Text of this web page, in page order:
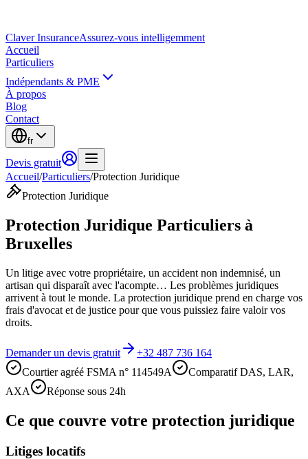
ClaverInsuranceAssurez-vous intelligemment
Accueil
Particuliers
Indépendants & PME
À propos
Blog
Contact
fr
Devis gratuit
Accueil/Particuliers/Protection Juridique
Protection Juridique
Protection Juridique Particuliers à
Bruxelles
Un litige avec votre propriétaire, un accident non indemnisé, un
artisan qui disparaît avec l'acompte… Les problèmes juridiques
arrivent à tout le monde. La protection juridique prend en charge vos
frais d'avocat et de justice pour que vous puissiez faire valoir vos
droits.
Demander un devis gratuit
+32 487 736 164
Courtier agréé FSMA n° 114549A
Comparatif DAS, LAR,
AXA
Réponse sous 24h
Ce que couvre votre protection juridique
Litiges locatifs